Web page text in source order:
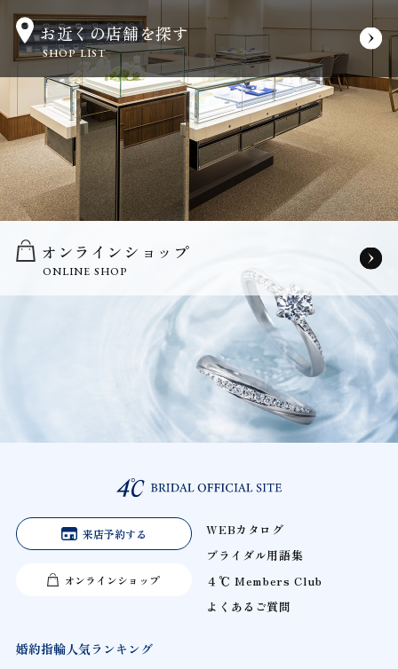
お近くの店舗を探す
SHOP LIST
オンラインショップ
ONLINE SHOP
来店予約する
オンラインショップ
WEBカタログ
ブライダル用語集
４℃ Members Club
よくあるご質問
婚約指輪人気ランキング